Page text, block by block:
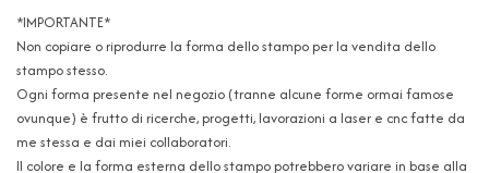
*IMPORTANTE*
Non copiare o riprodurre la forma dello stampo per la vendita dello
stampo stesso.
Ogni forma presente nel negozio (tranne alcune forme ormai famose
ovunque) è frutto di ricerche, progetti, lavorazioni a laser e cnc fatte da
me stessa e dai miei collaboratori.
Il colore e la forma esterna dello stampo potrebbero variare in base alla